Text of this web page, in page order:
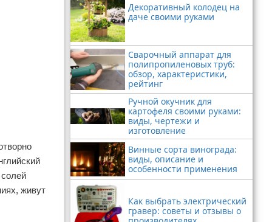
живут
Декоративный колодец на
даче своими руками
Сварочный аппарат для
полипропиленовых труб:
обзор, характеристики,
рейтинг
Ручной окучник для
картофеля своими руками:
виды, чертежи и
изготовление
Винные сорта винограда:
виды, описание и
особенности применения
Как выбрать электрический
гравер: советы и отзывы о